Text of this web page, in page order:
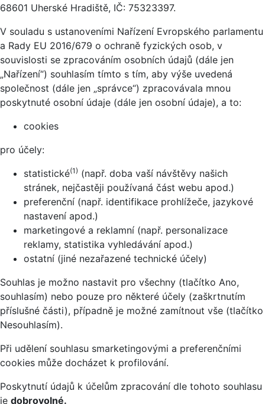
68601 Uherské Hradiště, IČ: 75323397.
V souladu s ustanoveními Nařízení Evropského parlamentu
a Rady EU 2016/679 o ochraně fyzických osob, v
souvislosti se zpracováním osobních údajů (dále jen
„Nařízení“) souhlasím tímto s tím, aby výše uvedená
společnost (dále jen „správce“) zpracovávala mnou
poskytnuté osobní údaje (dále jen osobní údaje), a to:
cookies
pro účely:
statistické(1) (např. doba vaší návštěvy našich
stránek, nejčastěji používaná část webu apod.)
preferenční (např. identifikace prohlížeče, jazykové
nastavení apod.)
marketingové a reklamní (např. personalizace
reklamy, statistika vyhledávání apod.)
ostatní (jiné nezařazené technické účely)
Souhlas je možno nastavit pro všechny (tlačítko Ano,
souhlasím) nebo pouze pro některé účely (zaškrtnutím
příslušné části), případně je možné zamítnout vše (tlačítko
Nesouhlasím).
Při udělení souhlasu smarketingovými a preferenčními
cookies může docházet k profilování.
Poskytnutí údajů k účelům zpracování dle tohoto souhlasu
je dobrovolné.